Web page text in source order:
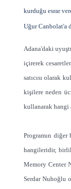
kurduğu esrar
Uğur Canbolat'a
Adana'daki
içirerek
satıcısı olarak
kişilere neden
kullanarak hangi
Programın diğer
hangileridir,
Memory Center
Serdar Nuhoğlu